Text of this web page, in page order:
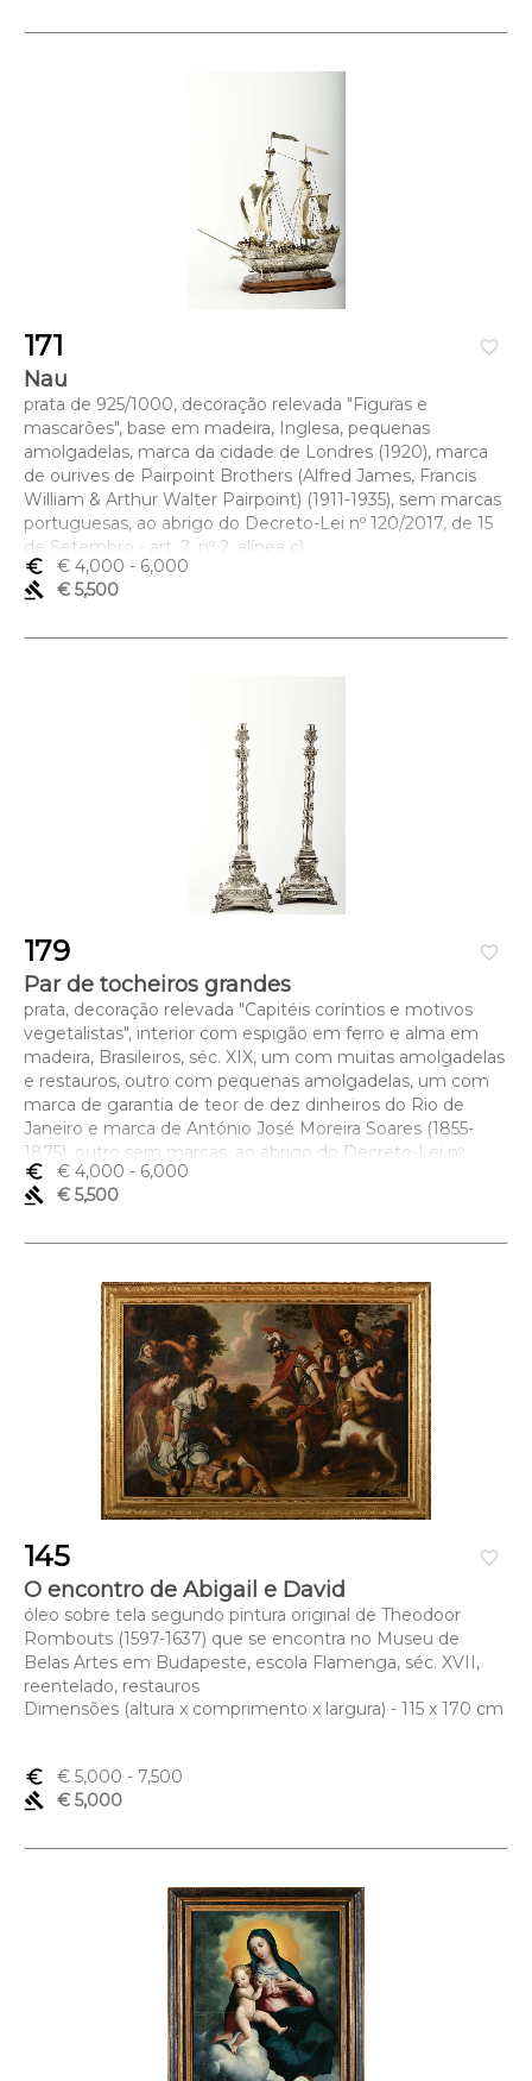
favorite_border
171
Nau
prata de 925/1000, decoração relevada "Figuras e
mascarões", base em madeira, Inglesa, pequenas
amolgadelas, marca da cidade de Londres (1920), marca
de ourives de Pairpoint Brothers (Alfred James, Francis
William & Arthur Walter Pairpoint) (1911-1935), sem marcas
portuguesas, ao abrigo do Decreto-Lei nº 120/2017, de 15
de Setembro - art. 2, nº 2, alínea c)
Dimensões (altura x comprimento x largura) - (nau) 66 x 65
x 25,5 cm; Peso - (prata) 4.442 g.
euro_symbol € 4,000 - 6,000
gavel
€ 5,500
favorite_border
179
Par de tocheiros grandes
prata, decoração relevada "Capitéis coríntios e motivos
vegetalistas", interior com espigão em ferro e alma em
madeira, Brasileiros, séc. XIX, um com muitas amolgadelas
e restauros, outro com pequenas amolgadelas, um com
marca de garantia de teor de dez dinheiros do Rio de
Janeiro e marca de António José Moreira Soares (1855-
1875), outro sem marcas, ao abrigo do Decreto-Lei nº
120/2017, de 15 de Setembro - art. 2º, nº 2, alínea c)
Dimensões (altura x comprimento x largura) - 72 cm; Peso
euro_symbol € 4,000 - 6,000
gavel
€ 5,500
favorite_border
145
O encontro de Abigail e David
óleo sobre tela segundo pintura original de Theodoor
Rombouts (1597-1637) que se encontra no Museu de
Belas Artes em Budapeste, escola Flamenga, séc. XVII,
reentelado, restauros
Dimensões (altura x comprimento x largura) - 115 x 170 cm
euro_symbol € 5,000 - 7,500
gavel
€ 5,000